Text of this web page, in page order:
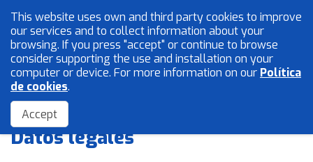
Política de privacidad
Datos legales
English
Mesh and wires
Locksmith
Accessories
This website uses own and third party cookies to improve
our services and to collect information about your
browsing. If you press "accept" or continue to browse
consider supporting the use and installation on your
computer or device. For more information on our Política
de cookies.
Accept